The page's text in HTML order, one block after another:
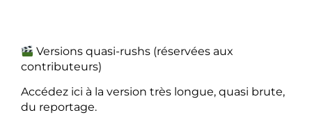
Versions quasi-rushs (réservées aux
contributeurs)
Accédez ici à la version très longue, quasi brute,
du reportage.